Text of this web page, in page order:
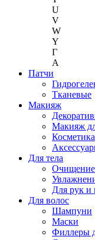
U
V
W
Y
Г
A
Патчи
Тканевые
Макияж
Макияж
Для тела
Очищение
Для рук и
Для волос
Шампуни
Маски
Филлеры